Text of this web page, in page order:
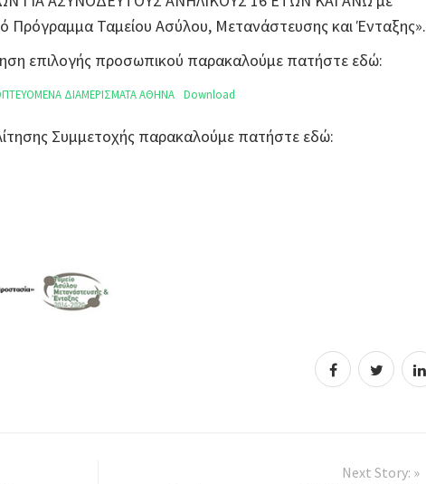
Πρόγραμμα Ταμείου Ασύλου, Μετανάστευσης και Ένταξης».
επιλογής προσωπικού παρακαλούμε πατήστε εδώ:
ΔΙΑΜΕΡΙΣΜΑΤΑ ΑΘΗΝΑ Download
Συμμετοχής παρακαλούμε πατήστε εδώ:
Next Story: »